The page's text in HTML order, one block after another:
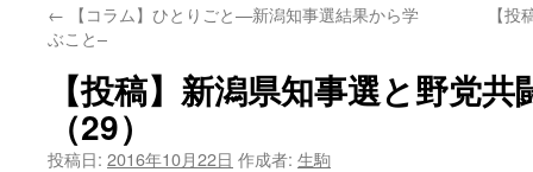
← 【コラム】ひとりごと—新潟知事選結果から学
ぶこと–
【
【投稿】新潟県知事選と野党
（29）
投稿日: 2016年10月22日 作成者: 生駒